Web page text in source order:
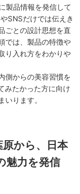
製品情報を発信して
SNSだけでは伝えき
ごとの設計思想を直
では、製品の特徴や
り入れ方をわかりや
側からの美容習慣を
みたかった方に向け
ります。
から、日本
魅力を発信